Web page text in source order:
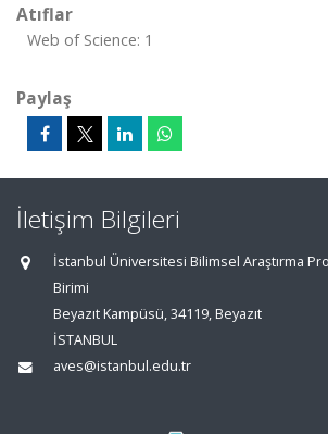
Atıflar
Web of Science: 1
Paylaş
İletişim Bilgileri
İstanbul Üniversitesi Bilimsel Araştırma
Birimi
Beyazıt Kampüsü, 34119, Beyazıt
İSTANBUL
aves@istanbul.edu.tr